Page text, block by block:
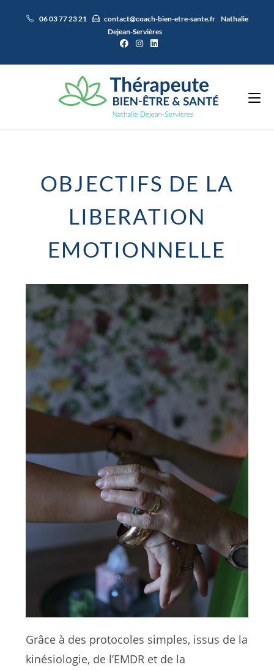
06 03 77 23 21 contact@coach-bien-etre-sante.fr Nathalie
Dejean-Servières
OBJECTIFS DE LA
LIBERATION
EMOTIONNELLE
Grâce à des protocoles simples, issus de la
kinésiologie, de l’EMDR et de la